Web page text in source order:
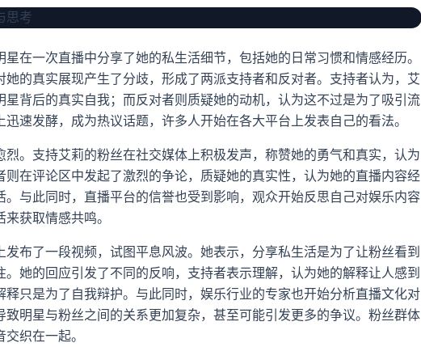
在一次直播中分享了她的私生活细节，包括她的日常习惯和情感经历。
的真实展现产生了分歧，形成了两派支持者和反对者。支持者认为，艾
背后的真实自我；而反对者则质疑她的动机，认为这不过是为了吸引流
速发酵，成为热议话题，许多人开始在各大平台上发表自己的看法。
。支持艾莉的粉丝在社交媒体上积极发声，称赞她的勇气和真实，认为
在评论区中发起了激烈的争论，质疑她的真实性，认为她的直播内容经
与此同时，直播平台的信誉也受到影响，观众开始反思自己对娱乐内容
获取情感共鸣。
布了一段视频，试图平息风波。她表示，分享私生活是为了让粉丝看到
她的回应引发了不同的反响，支持者表示理解，认为她的解释让人感到
只是为了自我辩护。与此同时，娱乐行业的专家也开始分析直播文化对
明星与粉丝之间的关系更加复杂，甚至可能引发更多的争议。粉丝群体
织在一起。